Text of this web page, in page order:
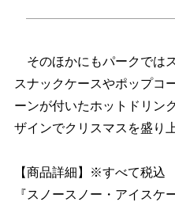
そのほかにもパークでは
スナックケースやポップコ
ーンが付いたホットドリン
ザインでクリスマスを盛り
【商品詳細】※すべて税込
『スノースノー・アイスケ